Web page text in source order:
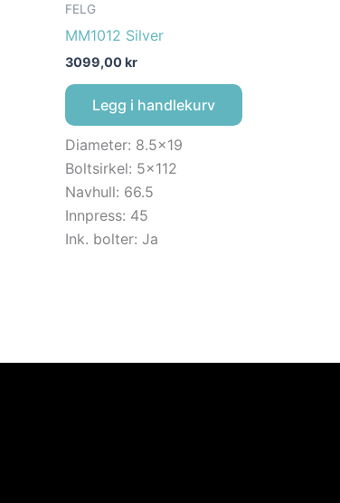
FELG
MM1012 Silver
3099,00kr
Legg i handlekurv
Diameter: 8.5×19
Boltsirkel: 5×112
Navhull: 66.5
Innpress: 45
Ink. bolter: Ja